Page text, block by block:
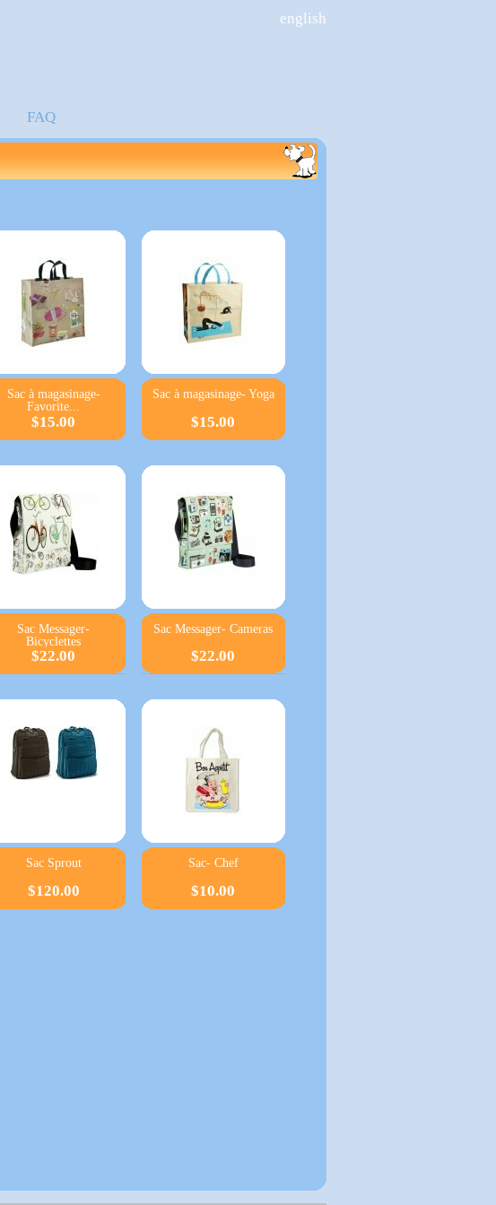
english
FAQ
Sac à magasinage-
Favorite...
$15.00
Sac à magasinage- Yoga
$15.00
Sac Messager-
Bicyclettes
$22.00
Sac Messager- Cameras
$22.00
Sac Sprout
$120.00
Sac- Chef
$10.00